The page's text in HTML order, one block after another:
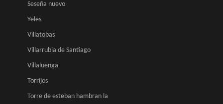
Seseña nuevo
Yeles
Villatobas
Villarrubia de Santiago
Villaluenga
Torrijos
Torre de esteban hambran la